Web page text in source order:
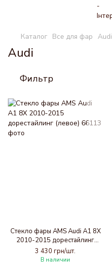
Каталог Все для фар Audi
Audi
Фильтр
Стекло фары AMS Audi A1 8X
2010-2015 дорестайлинг
(левое)
3 430 грн/шт.
В наличии